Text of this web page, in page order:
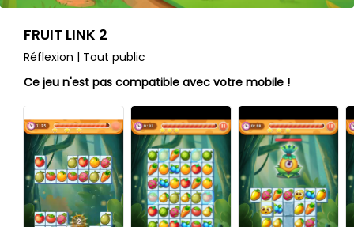
FRUIT LINK 2
Réflexion | Tout public
Ce jeu n'est pas compatible avec votre mobile !